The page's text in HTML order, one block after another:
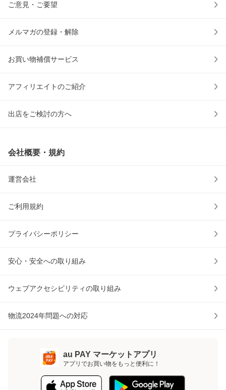
ご意見・ご要望
メルマガの登録・解除
お買い物補償サービス
アフィリエイトのご紹介
出店をご検討の方へ
会社概要・規約
運営会社
ご利用規約
プライバシーポリシー
安心・安全への取り組み
ウェブアクセシビリティの取り組み
物流2024年問題への対応
au PAY マーケットアプリ
アプリでお買い物をもっと便利に！